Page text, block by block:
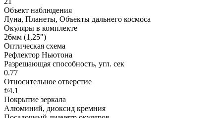
Объект наблюдения
Луна, Планеты, Объекты дальнего космоса
Окуляры в комплекте
26мм (1,25")
Оптическая схема
Рефлектор Ньютона
Разрешающая способность, угл. cек
0.77
Относительное отверстие
f/4.1
Покрытие зеркала
Алюминий, диоксид кремния